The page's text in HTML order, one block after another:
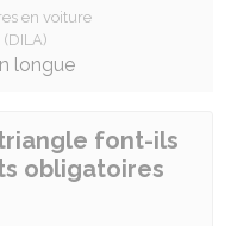
en voiture
longue
font-ils
obligatoires